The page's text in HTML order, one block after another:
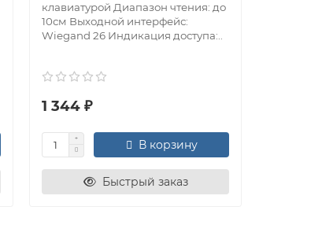
клавиатурой Диапазон чтения: до
10см Выходной интерфейс:
Wiegand 26 Индикация доступа:..
1 344 ₽
В корзину
Быстрый заказ